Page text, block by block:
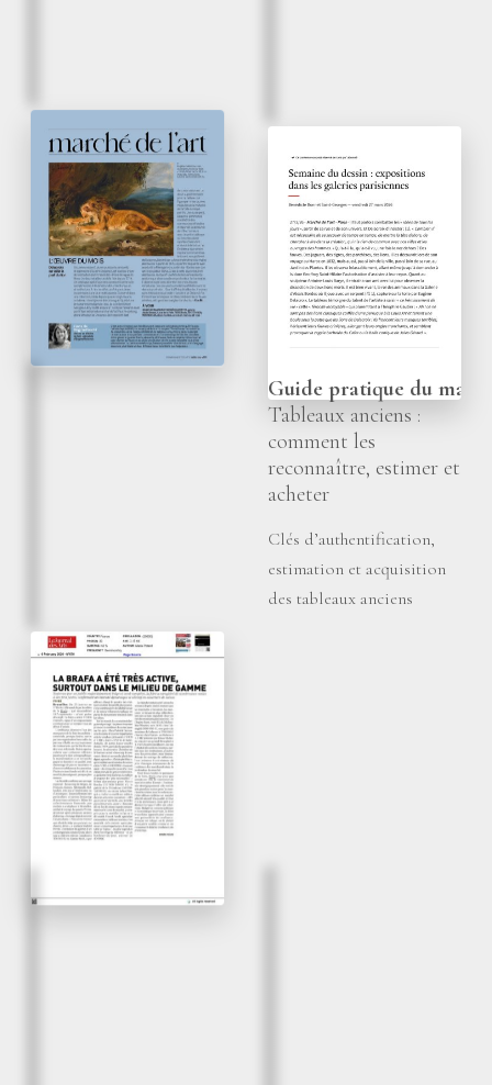
Avril 2026
L’œuvre du mois -
Delacroix se taille la
part du lion
Connaissance des arts
Vendredi 27 mars 2026
Semaine du dessin :
expositions dans les
galeries parisiennes
La Tribune de l’Art
6 février 2026
La Brafa a été très
active, surtout dans le
milieu de gamme
Le Journal des Arts
Guide pratique du
Tableaux anciens :
comment les
reconnaître, estimer et
acheter
Clés d’authentification,
estimation et acquisition
des tableaux anciens